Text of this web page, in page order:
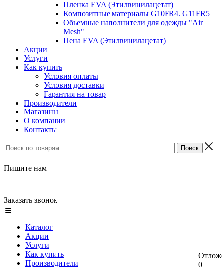
Пленка EVA (Этилвинилацетат)
Композитные материалы G10FR4. G11FR5
Обьемные наполнители для одежды "Air
Mesh"
Пена EVA (Этилвинилацетат)
Акции
Услуги
Как купить
Условия оплаты
Условия доставки
Гарантия на товар
Производители
Магазины
О компании
Контакты
Пишите нам
Заказать звонок
Каталог
Акции
Услуги
Как купить
Производители
0